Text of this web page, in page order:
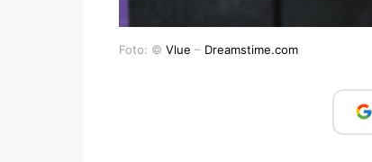
Foto: © Vlue – Dreamstime.com